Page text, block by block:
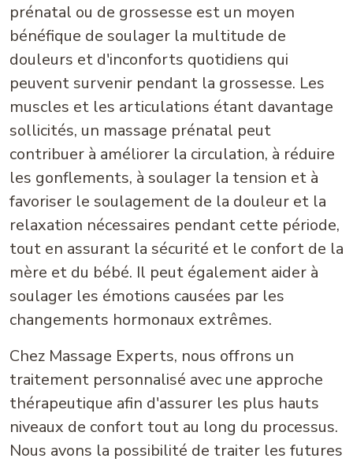
prénatal ou de grossesse est un moyen
bénéfique de soulager la multitude de
douleurs et d'inconforts quotidiens qui
peuvent survenir pendant la grossesse. Les
muscles et les articulations étant davantage
sollicités, un massage prénatal peut
contribuer à améliorer la circulation, à réduire
les gonflements, à soulager la tension et à
favoriser le soulagement de la douleur et la
relaxation nécessaires pendant cette période,
tout en assurant la sécurité et le confort de la
mère et du bébé. Il peut également aider à
soulager les émotions causées par les
changements hormonaux extrêmes.
Chez Massage Experts, nous offrons un
traitement personnalisé avec une approche
thérapeutique afin d'assurer les plus hauts
niveaux de confort tout au long du processus.
Nous avons la possibilité de traiter les futures